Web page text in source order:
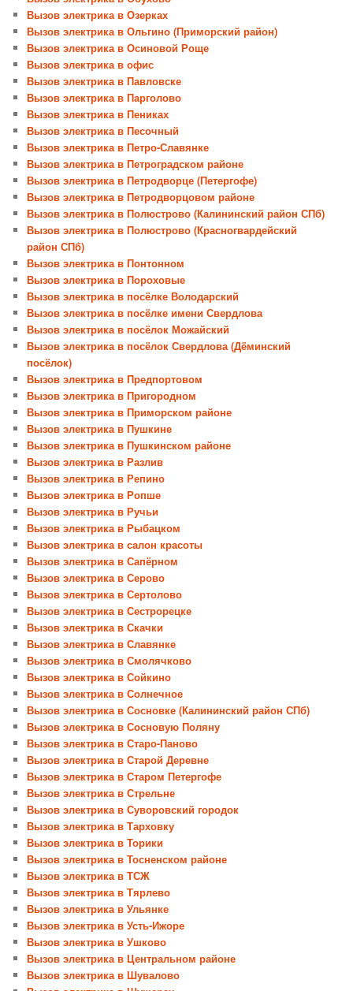
Вызов электрика в Озерках
Вызов электрика в Ольгино (Приморский район)
Вызов электрика в Осиновой Роще
Вызов электрика в офис
Вызов электрика в Павловске
Вызов электрика в Парголово
Вызов электрика в Пениках
Вызов электрика в Песочный
Вызов электрика в Петро-Славянке
Вызов электрика в Петроградском районе
Вызов электрика в Петродворце (Петергофе)
Вызов электрика в Петродворцовом районе
Вызов электрика в Полюстрово (Калининский район СПб)
Вызов электрика в Полюстрово (Красногвардейский
район СПб)
Вызов электрика в Понтонном
Вызов электрика в Пороховые
Вызов электрика в посёлке Володарский
Вызов электрика в посёлке имени Свердлова
Вызов электрика в посёлок Можайский
Вызов электрика в посёлок Свердлова (Дёминский
посёлок)
Вызов электрика в Предпортовом
Вызов электрика в Пригородном
Вызов электрика в Приморском районе
Вызов электрика в Пушкине
Вызов электрика в Пушкинском районе
Вызов электрика в Разлив
Вызов электрика в Репино
Вызов электрика в Ропше
Вызов электрика в Ручьи
Вызов электрика в Рыбацком
Вызов электрика в салон красоты
Вызов электрика в Сапёрном
Вызов электрика в Серово
Вызов электрика в Сертолово
Вызов электрика в Сестрорецке
Вызов электрика в Скачки
Вызов электрика в Славянке
Вызов электрика в Смолячково
Вызов электрика в Сойкино
Вызов электрика в Солнечное
Вызов электрика в Сосновке (Калининский район СПб)
Вызов электрика в Сосновую Поляну
Вызов электрика в Старо-Паново
Вызов электрика в Старой Деревне
Вызов электрика в Старом Петергофе
Вызов электрика в Стрельне
Вызов электрика в Суворовский городок
Вызов электрика в Тарховку
Вызов электрика в Торики
Вызов электрика в Тосненском районе
Вызов электрика в ТСЖ
Вызов электрика в Тярлево
Вызов электрика в Ульянке
Вызов электрика в Усть-Ижоре
Вызов электрика в Ушково
Вызов электрика в Центральном районе
Вызов электрика в Шувалово